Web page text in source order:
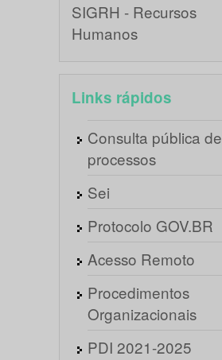
SIGRH - Recursos
Humanos
Links rápidos
Consulta pública de
processos
Sei
Protocolo GOV.BR
Acesso Remoto
Procedimentos
Organizacionais
PDI 2021-2025